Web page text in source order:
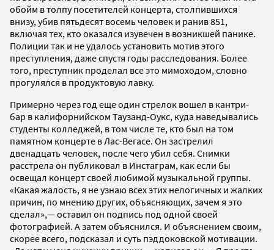
обойм в толпу посетителей концерта, столпившихся
внизу, убив пятьдесят восемь человек и ранив 851,
включая тех, кто оказался изувечен в возникшей панике.
Полиции так и не удалось установить мотив этого
преступления, даже спустя годы расследования. Более
того, преступник проделал все это мимоходом, словно
прогулялся в продуктовую лавку.
Примерно через год еще один стрелок вошел в кантри-
бар в калифорнийском Таузанд-Оукс, куда наведывались
студенты колледжей, в том числе те, кто был на том
памятном концерте в Лас-Вегасе. Он застрелил
двенадцать человек, после чего убил себя. Снимки
расстрела он публиковал в Инстаграм, как если бы
освещал концерт своей любимой музыкальной группы.
«Какая жалость, я не узнаю всех этих нелогичных и жалких
причин, по мнению других, объясняющих, зачем я это
сделал»,— оставил он подпись под одной своей
фотографией. А затем объяснился. И объяснением своим,
скорее всего, подсказал и суть пэддоковской мотивации.